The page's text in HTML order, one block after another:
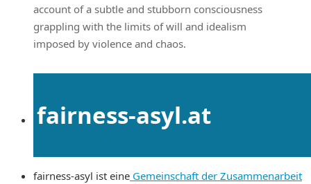
account of a subtle and stubborn consciousness
grappling with the limits of will and idealism
imposed by violence and chaos.
fairness-asyl.at
fairness-asyl ist eine Gemeinschaft der Zusammenarbeit